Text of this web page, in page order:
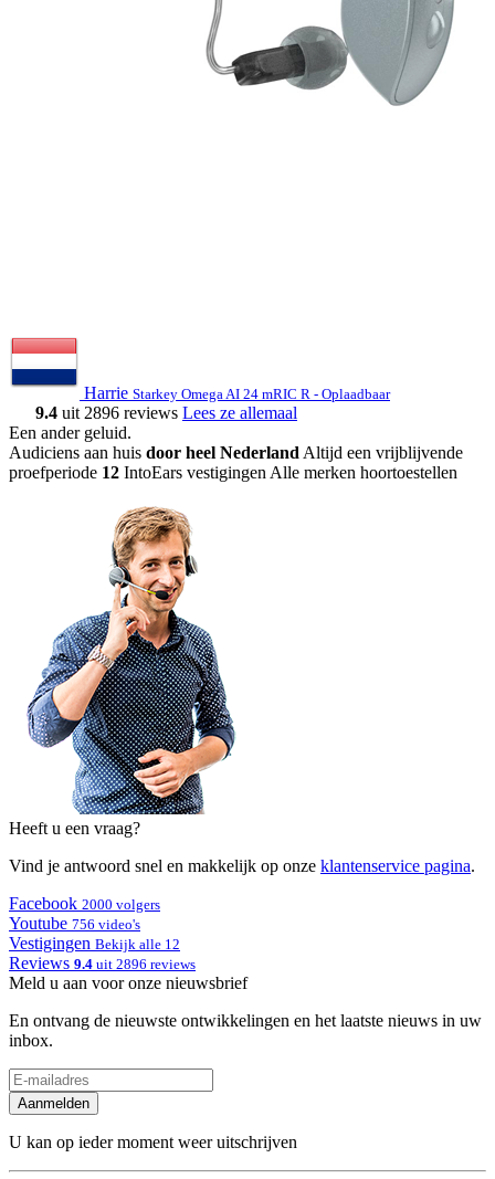
Harrie Starkey Omega AI 24 mRIC R - Oplaadbaar
9.4 uit 2896 reviews Lees ze allemaal
Een ander geluid.
Audiciens aan huis door heel Nederland Altijd een vrijblijvende
proefperiode 12 IntoEars vestigingen Alle merken hoortoestellen
Heeft u een vraag?
Vind je antwoord snel en makkelijk op onze klantenservice pagina.
Facebook 2000 volgers
Youtube 756 video's
Vestigingen Bekijk alle 12
Reviews 9.4 uit 2896 reviews
Meld u aan voor onze nieuwsbrief
En ontvang de nieuwste ontwikkelingen en het laatste nieuws in uw
inbox.
Aanmelden
U kan op ieder moment weer uitschrijven